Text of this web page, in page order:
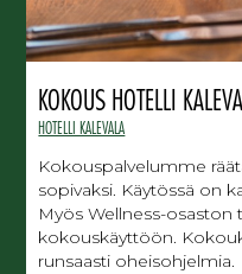
KOKOUS HOTELLI
HOTELLI KALEVALA
Kokouspalvelumme
sopivaksi. Käytössä on
Myös Wellness-osaston
kokouskäyttöön.
runsaasti oheisohjelmia.